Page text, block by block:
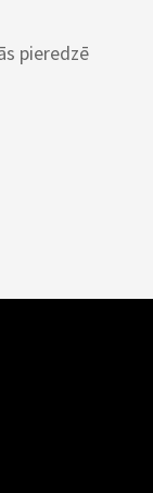
pieredzē